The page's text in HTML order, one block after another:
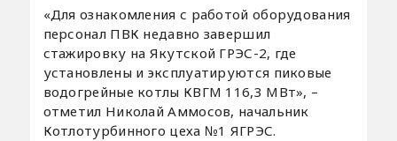
«Для ознакомления с работой оборудования
персонал ПВК недавно завершил
стажировку на Якутской ГРЭС-2, где
установлены и эксплуатируются пиковые
водогрейные котлы КВГМ 116,3 МВт», –
отметил Николай Аммосов, начальник
Котлотурбинного цеха №1 ЯГРЭС.